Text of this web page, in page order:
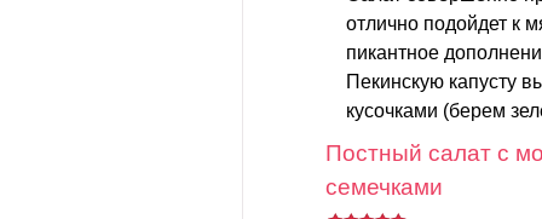
отлично подойдет к
пикантное
Пекинскую капусту
кусочками (берем
Постный салат с
семечками